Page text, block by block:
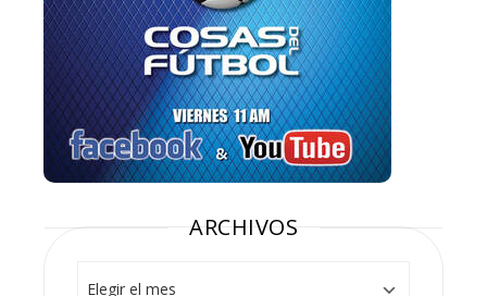
ARCHIVOS